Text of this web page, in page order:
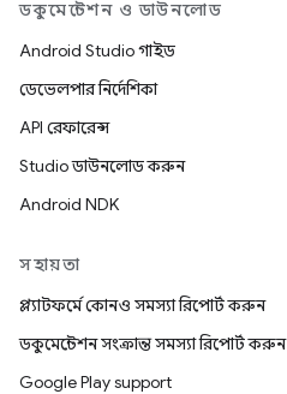
ডকুমেন্টেশন ও ডাউনলোড
Android Studio গাইড
ডেভেলপার নির্দেশিকা
API রেফারেন্স
Studio ডাউনলোড করুন
Android NDK
সহায়তা
প্ল্যাটফর্মে কোনও সমস্যা রিপোর্ট করুন
ডকুমেন্টেশন সংক্রান্ত সমস্যা রিপোর্ট করুন
Google Play support